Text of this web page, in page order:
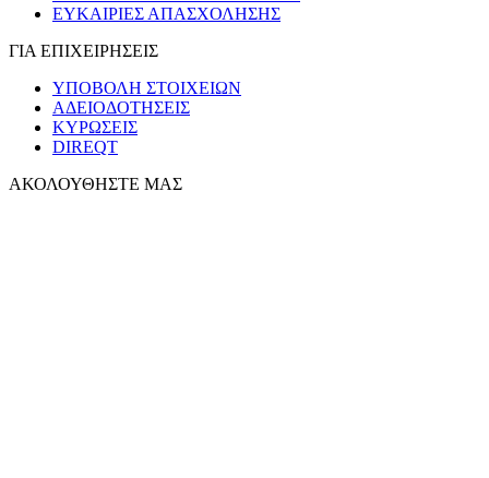
ΕΥΚΑΙΡΙΕΣ ΑΠΑΣΧΟΛΗΣΗΣ
ΓΙΑ ΕΠΙΧΕΙΡΗΣΕΙΣ
ΥΠΟΒΟΛΗ ΣΤΟΙΧΕΙΩΝ
ΑΔΕΙΟΔΟΤΗΣΕΙΣ
ΚΥΡΩΣΕΙΣ
DIREQT
ΑΚΟΛΟΥΘΗΣΤΕ ΜΑΣ